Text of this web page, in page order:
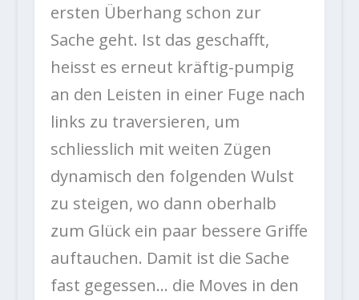
ersten Überhang schon zur
Sache geht. Ist das geschafft,
heisst es erneut kräftig-pumpig
an den Leisten in einer Fuge nach
links zu traversieren, um
schliesslich mit weiten Zügen
dynamisch den folgenden Wulst
zu steigen, wo dann oberhalb
zum Glück ein paar bessere Griffe
auftauchen. Damit ist die Sache
fast gegessen… die Moves in den